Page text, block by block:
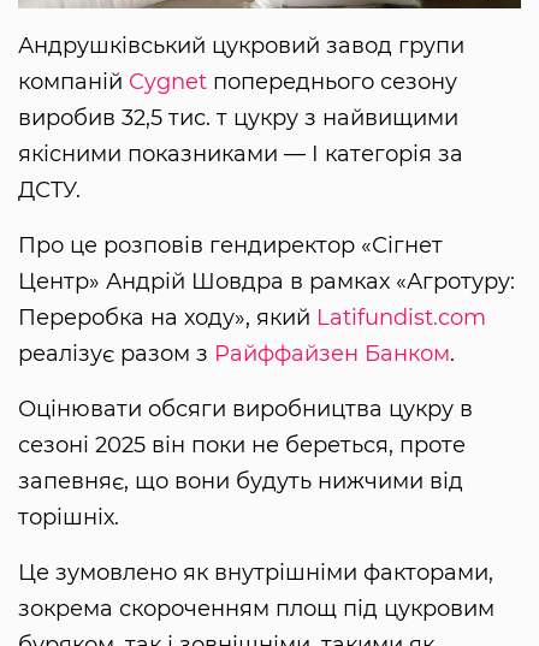
Андрушківський цукровий завод групи
компаній Cygnet попереднього сезону
виробив 32,5 тис. т цукру з найвищими
якісними показниками — І категорія за
ДСТУ.
Про це розповів гендиректор «Сігнет
Центр» Андрій Шовдра в рамках «Агротуру:
Переробка на ходу», який Latifundist.com
реалізує разом з Райффайзен Банком.
Оцінювати обсяги виробництва цукру в
сезоні 2025 він поки не береться, проте
запевняє, що вони будуть нижчими від
торішніх.
Це зумовлено як внутрішніми факторами,
зокрема скороченням площ під цукровим